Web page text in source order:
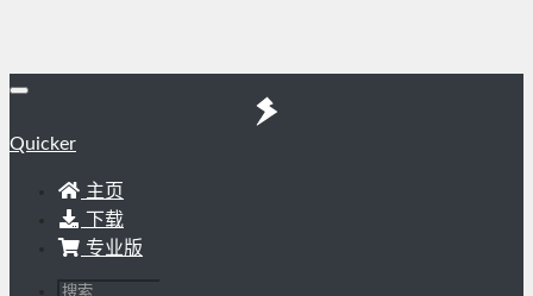
Quicker
主页
下载
专业版